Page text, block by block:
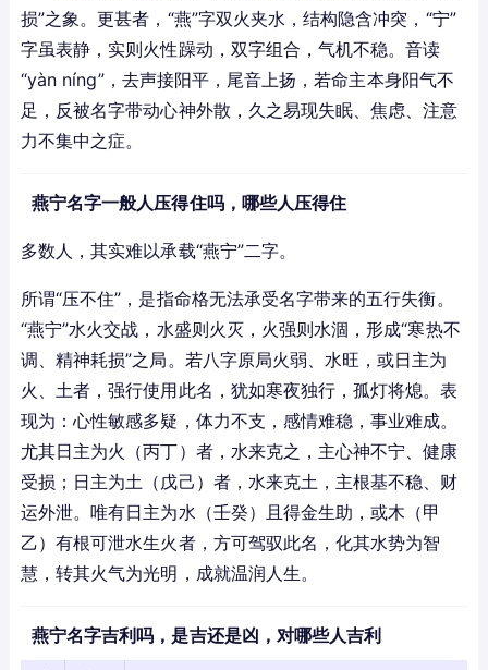
损”之象。更甚者，“燕”字双火夹水，结构隐含冲突，“宁”
字虽表静，实则火性躁动，双字组合，气机不稳。音读
“yàn níng”，去声接阳平，尾音上扬，若命主本身阳气不
足，反被名字带动心神外散，久之易现失眠、焦虑、注意
力不集中之症。
燕宁名字一般人压得住吗，哪些人压得住
多数人，其实难以承载“燕宁”二字。
所谓“压不住”，是指命格无法承受名字带来的五行失衡。
“燕宁”水火交战，水盛则火灭，火强则水涸，形成“寒热不
调、精神耗损”之局。若八字原局火弱、水旺，或日主为
火、土者，强行使用此名，犹如寒夜独行，孤灯将熄。表
现为：心性敏感多疑，体力不支，感情难稳，事业难成。
尤其日主为火（丙丁）者，水来克之，主心神不宁、健康
受损；日主为土（戊己）者，水来克土，主根基不稳、财
运外泄。唯有日主为水（壬癸）且得金生助，或木（甲
乙）有根可泄水生火者，方可驾驭此名，化其水势为智
慧，转其火气为光明，成就温润人生。
燕宁名字吉利吗，是吉还是凶，对哪些人吉利